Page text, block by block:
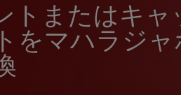
トまたはキャ
をマハラジャ